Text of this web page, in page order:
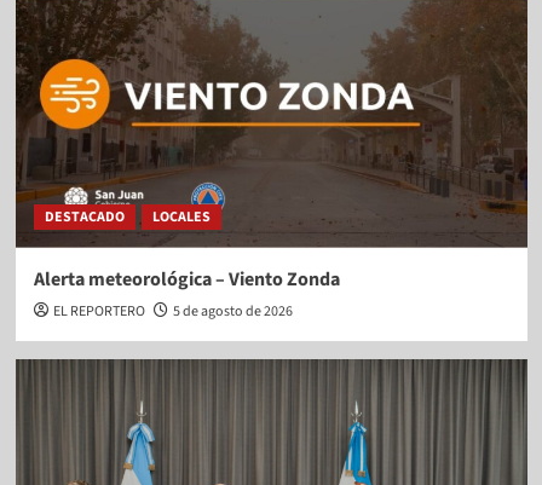
DESTACADO LOCALES
Alerta meteorológica – Viento Zonda
EL REPORTERO 5 de agosto de 2026